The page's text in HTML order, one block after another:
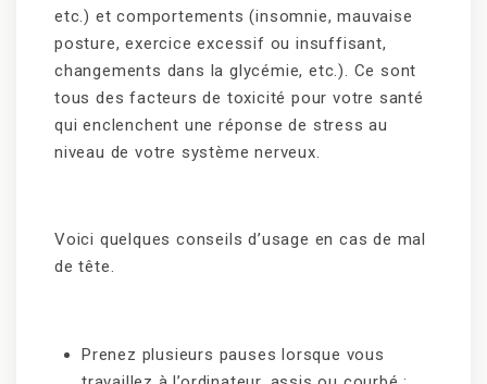
etc.) et comportements (insomnie, mauvaise
posture, exercice excessif ou insuffisant,
changements dans la glycémie, etc.). Ce sont
tous des facteurs de toxicité pour votre santé
qui enclenchent une réponse de stress au
niveau de votre système nerveux.
Voici quelques conseils d’usage en cas de mal
de tête.
Prenez plusieurs pauses lorsque vous